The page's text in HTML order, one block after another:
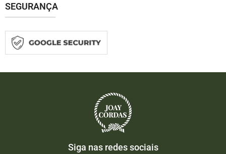
SEGURANÇA
Siga nas redes sociais